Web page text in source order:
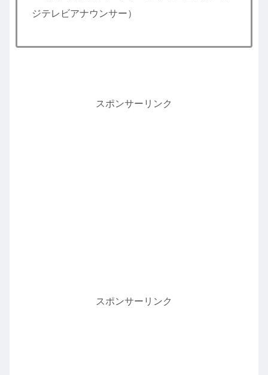
ジテレビアナウンサー）
スポンサーリンク
スポンサーリンク